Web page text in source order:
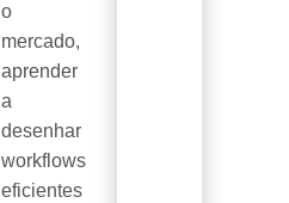
o
mercado,
aprender
a
desenhar
workflows
eficientes